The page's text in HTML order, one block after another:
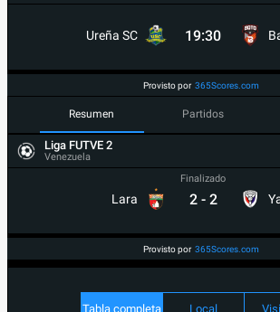
Ureña SC 19:30
Provisto por 365Scores.com
Resumen Partidos
Liga FUTVE 2
Venezuela
Lara
Finalizado
2 - 2
Provisto por 365Scores.com
Tabla completa Local